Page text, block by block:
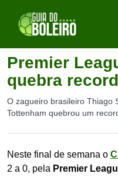
Premier
quebra
O zagueiro brasileiro Thiago
Tottenham quebrou um
Neste final de semana o
2 a 0, pela Premier